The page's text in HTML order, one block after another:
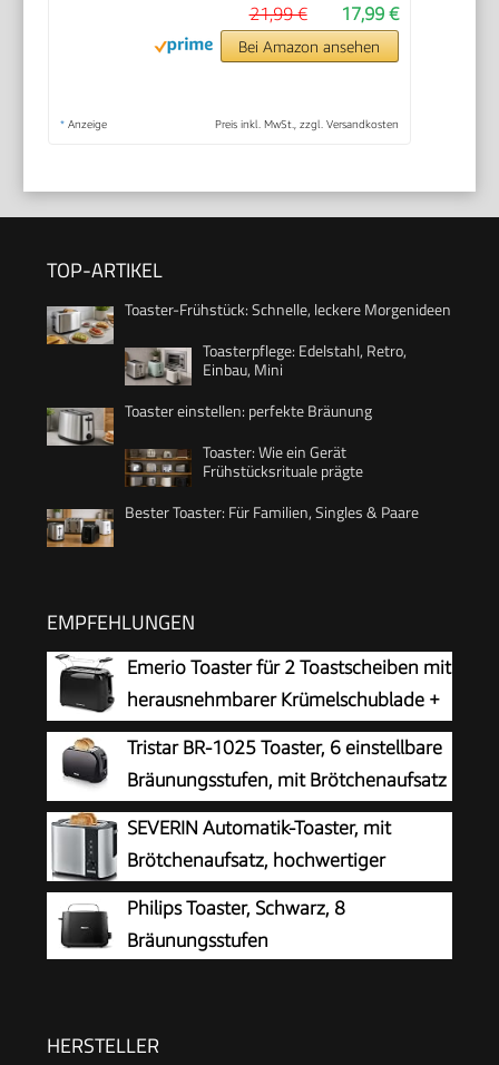
17,99 €
21,99 €
Bei Amazon ansehen
* Anzeige Preis inkl. MwSt., zzgl. Versandkosten
TOP-ARTIKEL
Toaster-Frühstück: Schnelle, leckere Morgenideen
Toasterpflege: Edelstahl, Retro,
Einbau, Mini
Toaster einstellen: perfekte Bräunung
Toaster: Wie ein Gerät
Frühstücksrituale prägte
Bester Toaster: Für Familien, Singles & Paare
EMPFEHLUNGEN
Emerio Toaster für 2 Toastscheiben mit
herausnehmbarer Krümelschublade +
Unterbrechungstaste + 6 einstellbare
Bräunungsstufen + Brötchenaufsatz +
Kabelaufwicklung | 700W | TO-128676.3
Tristar BR-1025 Toaster, 6 einstellbare
Bräunungsstufen, mit Brötchenaufsatz
und herausnehmbarem Krümelfach
SEVERIN Automatik-Toaster, mit
Brötchenaufsatz, hochwertiger
Edelstahl Toaster zum Toasten,
Auftauen und Erwärmen, 800 W,steel, AT 2589
Philips Toaster, Schwarz, 8
Bräunungsstufen
HERSTELLER